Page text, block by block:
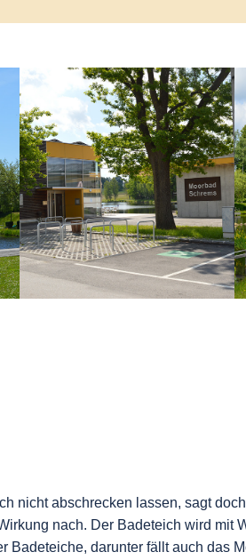
nicht abschrecken lassen, sagt
nach. Der Badeteich wird mit
Badeteiche, darunter fällt auch das